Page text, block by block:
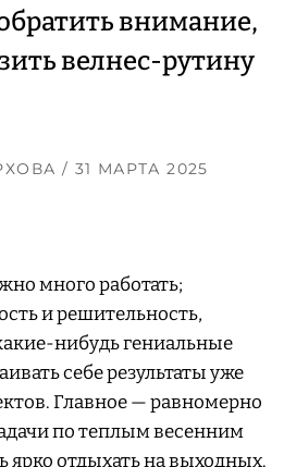
внимание,
велнес-рутину
/ 31 МАРТА 2025
много работать;
и решительность,
нибудь гениальные
себе результаты уже
Главное — равномерно
по теплым весенним
ярко отдыхать на выходных.